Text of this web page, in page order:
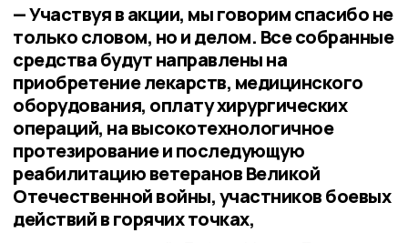
— Участвуя в акции, мы говорим спасибо не
только словом, но и делом. Все собранные
средства будут направлены на
приобретение лекарств, медицинского
оборудования, оплату хирургических
операций, на высокотехнологичное
протезирование и последующую
реабилитацию ветеранов Великой
Отечественной войны, участников боевых
действий в горячих точках,